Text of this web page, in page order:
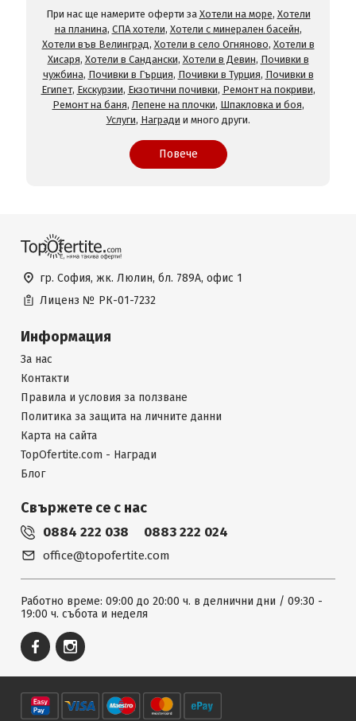
При нас ще намерите оферти за Хотели на море, Хотели
на планина, СПА хотели, Хотели с минерален басейн,
Хотели във Велинград, Хотели в село Огняново, Хотели в
Хисаря, Хотели в Сандански, Хотели в Девин, Почивки в
чужбина, Почивки в Гърция, Почивки в Турция, Почивки в
Египет, Екскурзии, Екзотични почивки, Ремонт на покриви,
Ремонт на баня, Лепене на плочки, Шпакловка и боя,
Услуги, Награди и много други.
Повече
гр. София, жк. Люлин, бл. 789А, офис 1
Лиценз № РК-01-7232
Информация
За нас
Контакти
Правила и условия за ползване
Политика за защита на личните данни
Карта на сайта
TopOfertite.com - Награди
Блог
Свържете се с нас
0884 222 038 0883 222 024
office@topofertite.com
Работно време: 09:00 до 20:00 ч. в делнични дни / 09:30 -
19:00 ч. събота и неделя